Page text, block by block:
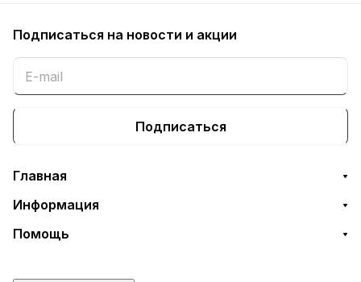
Подписаться на новости и акции
Подписаться
Главная
Информация
Помощь